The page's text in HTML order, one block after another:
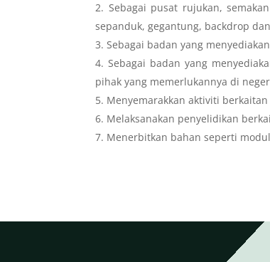
Sebagai pusat rujukan,
sepanduk, gegantung, backdrop
Sebagai badan yang
Sebagai badan yang
pihak yang memerlukannya di
Menyemarakkan aktiviti
Melaksanakan penyelidikan
Menerbitkan bahan seperti